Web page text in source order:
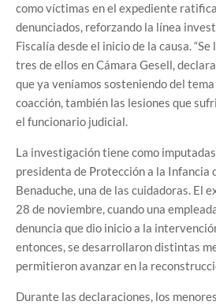
como víctimas en el expediente
denunciados, reforzando la línea
Fiscalía desde el inicio de la causa.
tres de ellos en Cámara Gesell,
que ya veníamos sosteniendo del
coacción, también las lesiones que
el funcionario judicial.
La investigación tiene como
presidenta de Protección a la Infancia
Benaduche, una de las cuidadoras. El
28 de noviembre, cuando una
denuncia que dio inicio a la
entonces, se desarrollaron distintas
permitieron avanzar en la
Durante las declaraciones, los